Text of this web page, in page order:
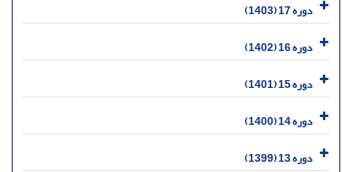
دوره 17 (1403)
دوره 16 (1402)
دوره 15 (1401)
دوره 14 (1400)
دوره 13 (1399)